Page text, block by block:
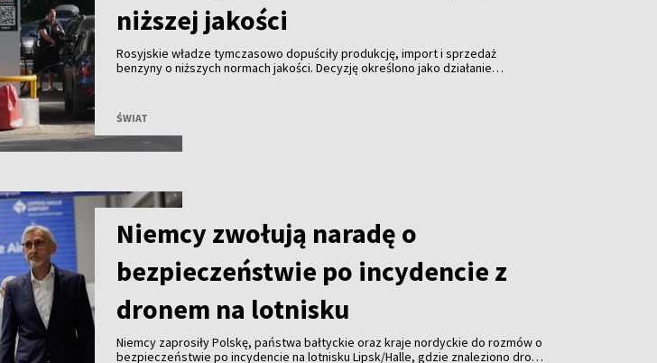
niższej jakości
Rosyjskie władze tymczasowo dopuściły produkcję, import i sprzedaż
benzyny o niższych normach jakości. Decyzję określono jako działanie
ŚWIAT
Niemcy zwołują naradę o
bezpieczeństwie po incydencie z
dronem na lotnisku
Niemcy zaprosiły Polskę, państwa bałtyckie oraz kraje nordyckie do rozmów o
bezpieczeństwie po incydencie na lotnisku Lipsk/Halle, gdzie znaleziono drona